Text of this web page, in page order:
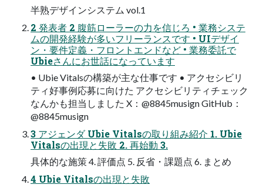
半熟デザインシステム vol.1
2 発表者 2 腹筋ローラーの力を信じろ • 業務システ
ムの開発経験が多いフリーランスです • UIデザイ
ン・要件定義・フロントエンドなど • 業務委託で
Ubieさんにお世話になっています
• Ubie Vitalsの構築が主な仕事です • アクセシビリ
ティ好事例応募に向けた アクセシビリティチェック
なんかも担当しました X：@8845musign GitHub：
@8845musign
3 アジェンダ Ubie Vitalsの取り組み紹介 1. Ubie
Vitalsの出現と失敗 2. 再始動 3.
具体的な施策 4. 評価点 5. 反省・課題点 6. まとめ
4 Ubie Vitalsの出現と失敗